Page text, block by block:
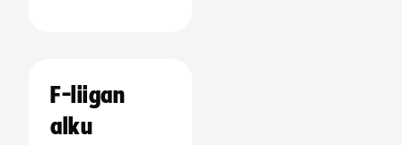
F-liigan
alku